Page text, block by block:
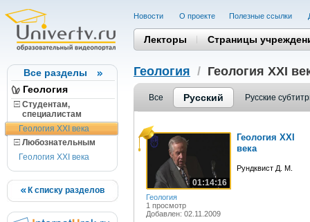
Все разделы
Геология
Студентам,
cпециалистам
Геология XXI века
Любознательным
Геология XXI века
К списку разделов
Новости О проекте Полезные cсылки
Лекторы Страницы
Геология / Геология XXI
Все Русский Русские
01:14:16
Геология
1 просмотр
Добавлен: 02.11.2009
Геология XXI
века
Рундквист Д. М.